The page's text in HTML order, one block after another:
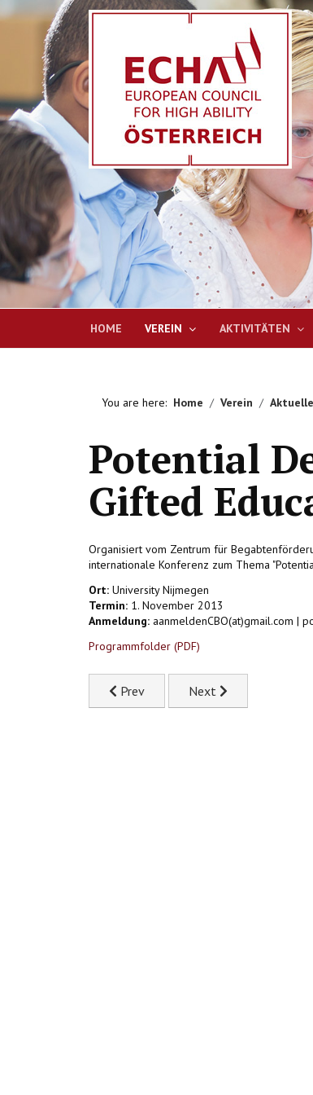
HOME VEREIN AKTIVITÄTEN
You are here: Home Verein
Potential
Gifted
Organisiert vom Zentrum für
internationale Konferenz zum Thema
Ort: University Nijmegen
Termin: 1. November 2013
Anmeldung: aanmeldenCBO(at)gmail.com |
Programmfolder (PDF)
Previous article: Masterlehrgang
Prev Next article:
Next